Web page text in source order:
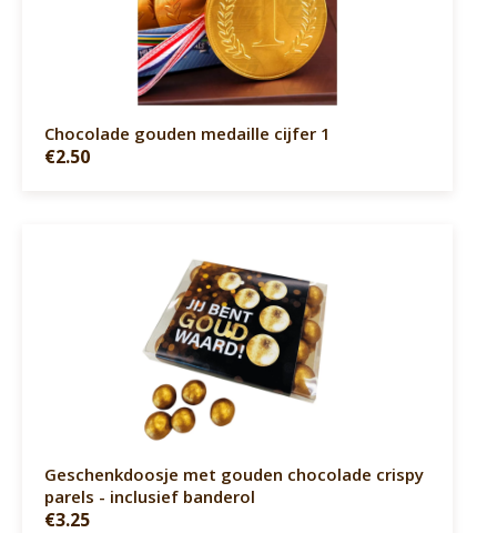
Chocolade gouden medaille cijfer 1
€2.50
Geschenkdoosje met gouden chocolade crispy
parels - inclusief banderol
€3.25